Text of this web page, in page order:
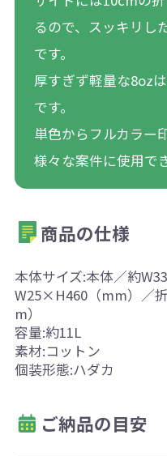
るので、スッキリし
です。
厚すぎず軽量な8oz
です。
単色からフルカラー
様々な案件に使用で
商品の仕様
本体サイズ:本体／約
W25×H460（mm）／
m）
容量:約11L
素材:コットン
個装形態:ハダカ
ご納品の目安